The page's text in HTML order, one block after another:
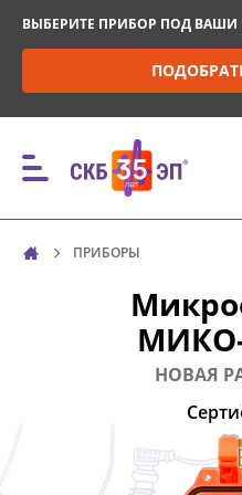
ВЫБЕРИТЕ ПРИБОР ПОД ВАШИ
ПРИБОРЫ
КОНТРОЛЬ
ВЫСОКОВОЛЬТНЫХ
УПРАВЛЕНИЕ
МИНИМАЛЬНОГО
СРАБАТЫВАНИЯ
ПРИБОРЫ
НОВАЯ